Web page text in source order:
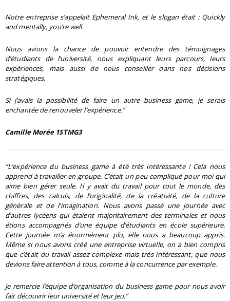
Notre entreprise s’appelait Ephemeral Ink, et le slogan était : Quickly
and mentally, you’re well.
Nous avions la chance de pouvoir entendre des témoignages
d’étudiants de l’université, nous expliquant leurs parcours, leurs
expériences, mais aussi de nous conseiller dans nos décisions
stratégiques.
Si j’avais la possibilité de faire un autre business game, je serais
enchantée de renouveler l’expérience.”
Camille Morée 1STMG3
“L’expérience du business game à été très intéressante ! Cela nous
apprend à travailler en groupe. C’était un peu compliqué pour moi qui
aime bien gérer seule. Il y avait du travail pour tout le monde, des
chiffres, des calculs, de l’originalité, de la créativité, de la culture
générale et de l’imagination. Nous avons passé une journée avec
d’autres lycéens qui étaient majoritairement des terminales et nous
étions accompagnés d’une équipe d’étudiants en école supérieure.
Cette journée m’a énormément plu, elle nous a beaucoup appris.
Même si nous avons créé une entreprise virtuelle, on a bien compris
que c’était du travail assez complexe mais très intéressant, que nous
devions faire attention à tous, comme à la concurrence par exemple.
Je remercie l’équipe d’organisation du business game pour nous avoir
fait découvrir leur université et leur jeu.”